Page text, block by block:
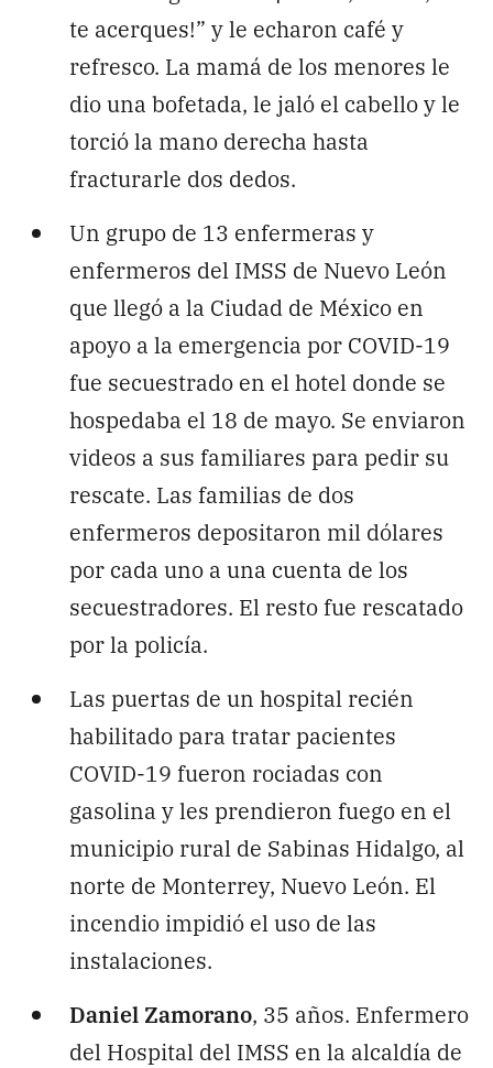
te acerques!” y le echaron café y
refresco. La mamá de los menores le
dio una bofetada, le jaló el cabello y le
torció la mano derecha hasta
fracturarle dos dedos.
Un grupo de 13 enfermeras y
enfermeros del IMSS de Nuevo León
que llegó a la Ciudad de México en
apoyo a la emergencia por COVID-19
fue secuestrado en el hotel donde se
hospedaba el 18 de mayo. Se enviaron
videos a sus familiares para pedir su
rescate. Las familias de dos
enfermeros depositaron mil dólares
por cada uno a una cuenta de los
secuestradores. El resto fue rescatado
por la policía.
Las puertas de un hospital recién
habilitado para tratar pacientes
COVID-19 fueron rociadas con
gasolina y les prendieron fuego en el
municipio rural de Sabinas Hidalgo, al
norte de Monterrey, Nuevo León. El
incendio impidió el uso de las
instalaciones.
Daniel Zamorano, 35 años. Enfermero
del Hospital del IMSS en la alcaldía de